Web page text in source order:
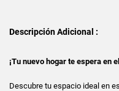
Descripción Adicional :
¡Tu nuevo hogar te espera en
Descubre tu espacio ideal en